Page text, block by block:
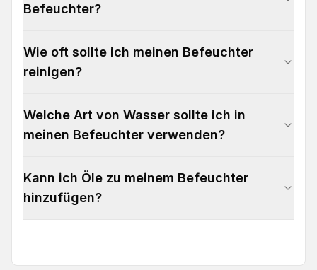
Befeuchter?
Wie oft sollte ich meinen Befeuchter
reinigen?
Welche Art von Wasser sollte ich in
meinen Befeuchter verwenden?
Kann ich Öle zu meinem Befeuchter
hinzufügen?